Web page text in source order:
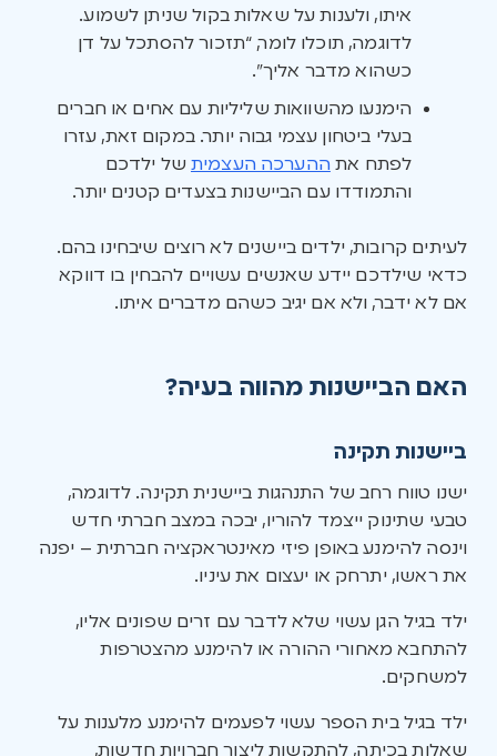
איתו, ולענות על שאלות בקול שניתן לשמוע.
לדוגמה, תוכלו לומר, “תזכור להסתכל על דן
כשהוא מדבר אליך”.
הימנעו מהשוואות שליליות עם אחים או חברים
בעלי ביטחון עצמי גבוה יותר. במקום זאת, עזרו
לפתח את ההערכה העצמית של ילדכם
והתמודדו עם הביישנות בצעדים קטנים יותר.
לעיתים קרובות, ילדים ביישנים לא רוצים שיבחינו בהם.
כדאי שילדכם יידע שאנשים עשויים להבחין בו דווקא
אם לא ידבר, ולא אם יגיב כשהם מדברים איתו.
האם הביישנות מהווה בעיה?
ביישנות תקינה
ישנו טווח רחב של התנהגות ביישנית תקינה. לדוגמה,
טבעי שתינוק ייצמד להוריו, יבכה במצב חברתי חדש
וינסה להימנע באופן פיזי מאינטראקציה חברתית – יפנה
את ראשו, יתרחק או יעצום את עיניו.
ילד בגיל הגן עשוי שלא לדבר עם זרים שפונים אליו,
להתחבא מאחורי ההורה או להימנע מהצטרפות
למשחקים.
ילד בגיל בית הספר עשוי לפעמים להימנע מלענות על
שאלות בכיתה, להתקשות ליצור חברויות חדשות,